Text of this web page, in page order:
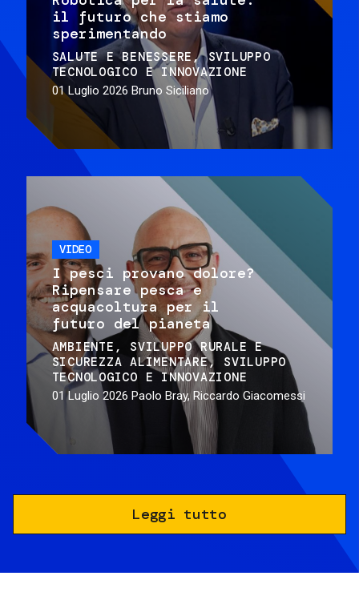
il futuro che stiamo
sperimentando
SALUTE E BENESSERE
SVILUPPO
TECNOLOGICO E INNOVAZIONE
01 Luglio 2026 Bruno Siciliano
VIDEO
I pesci provano dolore?
Ripensare pesca e
acquacoltura per il
futuro del pianeta
AMBIENTE
SVILUPPO RURALE E
SICUREZZA ALIMENTARE
SVILUPPO
TECNOLOGICO E INNOVAZIONE
01 Luglio 2026 Paolo Bray, Riccardo Giacomessi
Leggi tutto